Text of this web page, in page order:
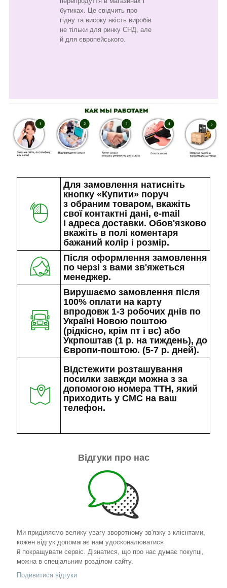
бутиках. Це свідчить про
гідну та високу якість виробів
не тільки для ринку СНД, але
й для європейського.
Для замовлення натисніть
кнопку «Купити» поруч
з обраним товаром, вкажіть
свої контактні дані, e-mail
і адреса доставки. Обов'язково
вкажіть в полі коментаря
бажаний колір і розмір.
Після оформлення замовлення
по черзі з вами зв'яжеться
менеджер.
Вирушаємо замовлення після
100% оплати на карту
впродовж 1-3 робочих днів по
Україні Новою поштою
(рідкісно, крім пт і вс) або
Укрпоштав (1 р. на тиждень), до
Європи-поштою. (5-7 р. дней).
Відстежити розташування
посилки завжди можна з за
допомогою номера ТТН, який
приходить у СМС на ваш
телефон.
Відгуки про нас
Ми приділяємо велику увагу зворотному зв'язку з клієнтами,
кожен відгук допомагає нам удосконалюватися
й покращувати сервіс. Дізнатися, що про нас думає покупці,
можна в спеціальним розділом сайту.
Подивитися відгуки